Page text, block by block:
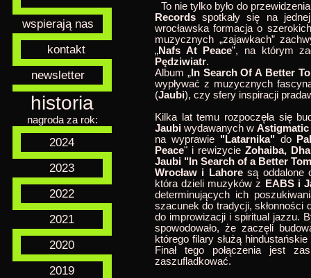
wspierają nas
kontakt
newsletter
historia
nagroda za rok:
2024
2023
2022
2021
2020
2019
To nie tylko było do
Records spotkały się na
wrocławska formacja o
muzycznych „zajawkach”
„Nafs At Peace”, na którym
Pędziwiatr.
Album „In Search Of A Better
wypływać z muzycznych
(Jaubi), czy sfery inspiracji
Kilka lat temu rozpoczęła się
Jaubi wydawanych w Astigmatic
na wyprawie "Latarnika" do
Peace" i rewizycie Zohaiba,
Jaubi "In Search of a Better
Wrocław i Lahoresą oddalone
która dzieli muzyków z
EABS i
determinujących ich
szacunek do tradycji, skłonności
do improwizacji i spiritual jazzu.
spowodowało, że zaczęli
którego filary służą
Finał tego połączenia jest
zaszufladkować.